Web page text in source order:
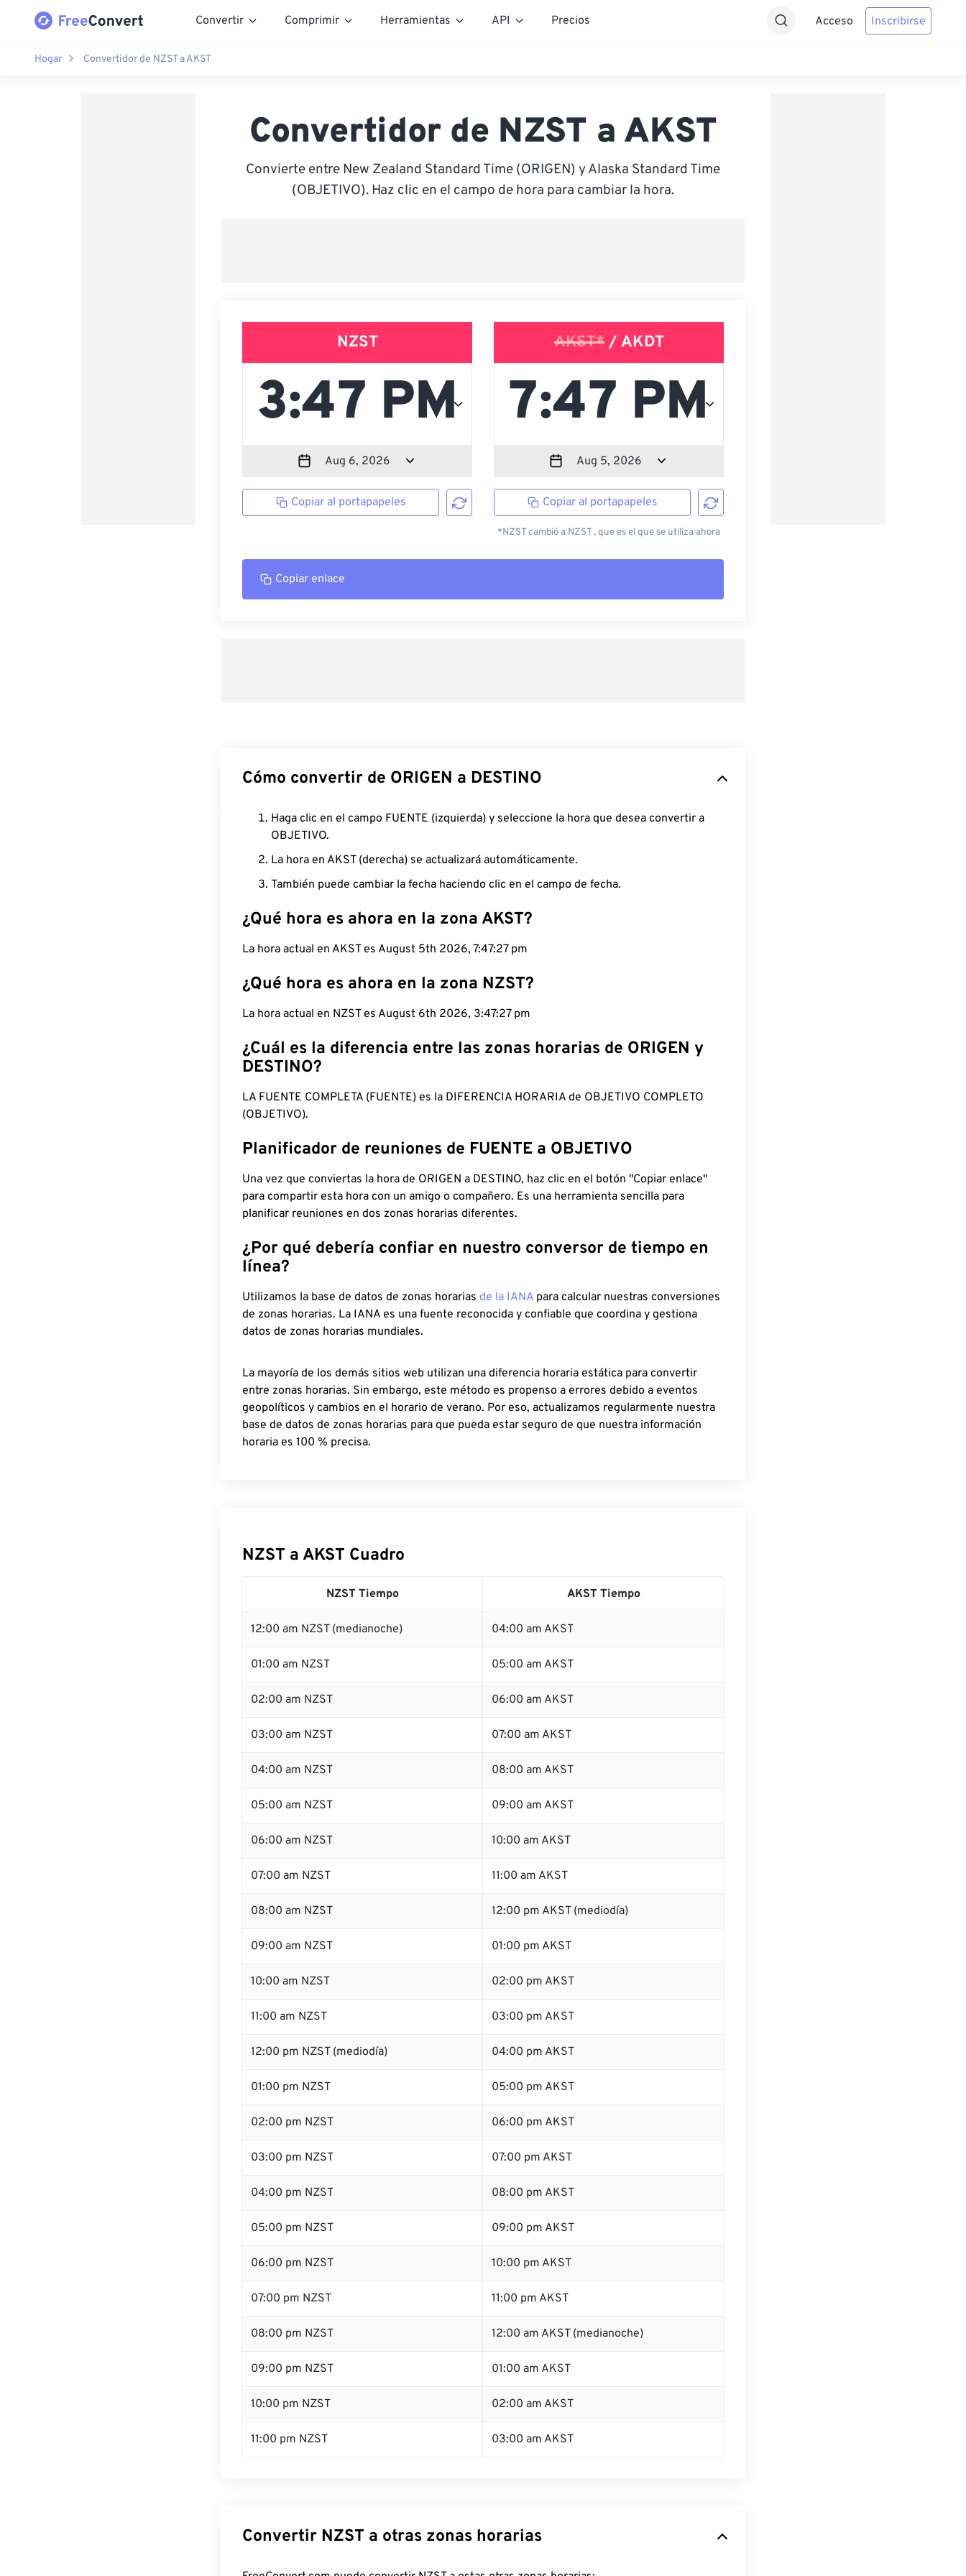
Convertir Comprimir Herramientas API Precios Acceso Inscribirse
Hogar Convertidor de NZST a AKST
Convertidor de NZST a AKST
Convierte entre New Zealand Standard Time (ORIGEN) y Alaska Standard Time
(OBJETIVO). Haz clic en el campo de hora para cambiar la hora.
NZST
Copiar al portapapeles
AKST*/ AKDT
Copiar al portapapeles
*NZST cambió a NZST , que es el que se utiliza ahora
Copiar enlace
Cómo convertir de ORIGEN a DESTINO
Haga clic en el campo FUENTE (izquierda) y seleccione la hora que desea convertir a
OBJETIVO.
La hora en AKST (derecha) se actualizará automáticamente.
También puede cambiar la fecha haciendo clic en el campo de fecha.
¿Qué hora es ahora en la zona AKST?
La hora actual en AKST es August 5th 2026, 7:47:28 pm
¿Qué hora es ahora en la zona NZST?
La hora actual en NZST es August 6th 2026, 3:47:28 pm
¿Cuál es la diferencia entre las zonas horarias de ORIGEN y
DESTINO?
LA FUENTE COMPLETA (FUENTE) es la DIFERENCIA HORARIA de OBJETIVO COMPLETO
(OBJETIVO).
Planificador de reuniones de FUENTE a OBJETIVO
Una vez que conviertas la hora de ORIGEN a DESTINO, haz clic en el botón "Copiar enlace"
para compartir esta hora con un amigo o compañero. Es una herramienta sencilla para
planificar reuniones en dos zonas horarias diferentes.
¿Por qué debería confiar en nuestro conversor de tiempo en
línea?
Utilizamos la base de datos de zonas horarias de la IANA para calcular nuestras conversiones
de zonas horarias. La IANA es una fuente reconocida y confiable que coordina y gestiona
datos de zonas horarias mundiales.
La mayoría de los demás sitios web utilizan una diferencia horaria estática para convertir
entre zonas horarias. Sin embargo, este método es propenso a errores debido a eventos
geopolíticos y cambios en el horario de verano. Por eso, actualizamos regularmente nuestra
base de datos de zonas horarias para que pueda estar seguro de que nuestra información
horaria es 100 % precisa.
NZST a AKST Cuadro
NZST Tiempo AKST Tiempo
12:00 am NZST (medianoche) 04:00 am AKST
01:00 am NZST 05:00 am AKST
02:00 am NZST 06:00 am AKST
03:00 am NZST 07:00 am AKST
04:00 am NZST 08:00 am AKST
05:00 am NZST 09:00 am AKST
06:00 am NZST 10:00 am AKST
07:00 am NZST 11:00 am AKST
08:00 am NZST 12:00 pm AKST (mediodía)
09:00 am NZST 01:00 pm AKST
10:00 am NZST 02:00 pm AKST
11:00 am NZST 03:00 pm AKST
12:00 pm NZST (mediodía) 04:00 pm AKST
01:00 pm NZST 05:00 pm AKST
02:00 pm NZST 06:00 pm AKST
03:00 pm NZST 07:00 pm AKST
04:00 pm NZST 08:00 pm AKST
05:00 pm NZST 09:00 pm AKST
06:00 pm NZST 10:00 pm AKST
07:00 pm NZST 11:00 pm AKST
08:00 pm NZST 12:00 am AKST (medianoche)
09:00 pm NZST 01:00 am AKST
10:00 pm NZST 02:00 am AKST
11:00 pm NZST 03:00 am AKST
Convertir NZST a otras zonas horarias